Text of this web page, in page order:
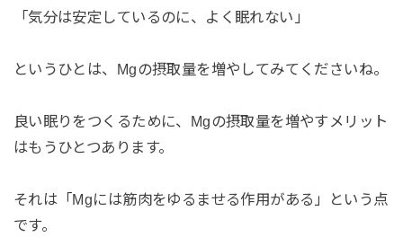
「気分は安定しているのに、よく眠れない」
というひとは、Mgの摂取量を増やしてみてくださいね。
良い眠りをつくるために、Mgの摂取量を増やすメリット
はもうひとつあります。
それは「Mgには筋肉をゆるませる作用がある」という点
です。